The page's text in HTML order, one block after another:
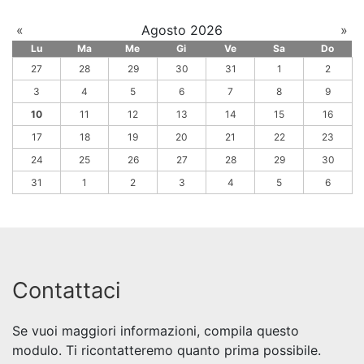
« Agosto 2026 »
Lu Ma Me Gi Ve Sa
Do
27
28 29 30 31 1
2
3
4 5 6 7 8
9
10
11 12 13 14 15
16
17
18 19 20 21 22
23
24
25 26 27 28 29
30
31
1 2 3 4 5 6
Contattaci
Se vuoi maggiori informazioni, compila questo
modulo. Ti ricontatteremo quanto prima possibile.